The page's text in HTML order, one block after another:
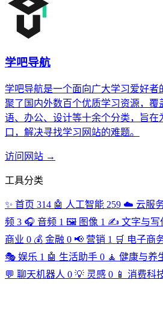
学吧导航
学吧导航是一个面向广大学习爱好者
聚了国内外数百个优质学习资源，
语、办公、设计等十余个分类，旨在
口，解决寻找学习网站的难题。
访问网站 →
工具分类
✨ 首页 314 🤖 人工智能 259 ☁️ 云服
频 3 🎧 音频 1 🖼️ 图像 1 ✍️ 文字与写
商业 0 💰 金融 0 📢 营销 1 🛒 电子商
🎭 娱乐 1 🤖 生活助手 0 🧘 健康与养
💬 聊天机器人 0 💡 灵感 0 📱 消费科